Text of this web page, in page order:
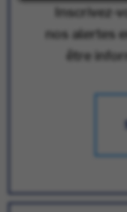
Inscrivez-
nos alertes
être